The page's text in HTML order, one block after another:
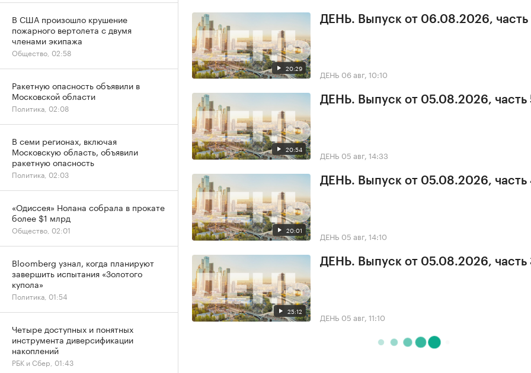
20:29
ДЕНЬ. Выпуск от 06.08.2026, часть
ДЕНЬ 06 авг, 10:10
20:54
ДЕНЬ. Выпуск от 05.08.2026, часть
ДЕНЬ 05 авг, 14:33
20:01
ДЕНЬ. Выпуск от 05.08.2026, часть
ДЕНЬ 05 авг, 14:10
25:12
ДЕНЬ. Выпуск от 05.08.2026, часть
ДЕНЬ 05 авг, 11:10
В США произошло крушение
пожарного вертолета с двумя
членами экипажа
Общество, 02:58
Ракетную опасность объявили в
Московской области
Политика, 02:08
В семи регионах, включая
Московскую область, объявили
ракетную опасность
Политика, 02:03
«Одиссея» Нолана собрала в прокате
более $1 млрд
Общество, 02:01
Bloomberg узнал, когда планируют
завершить испытания «Золотого
купола»
Политика, 01:54
Четыре доступных и понятных
инструмента диверсификации
накоплений
РБК и Сбер, 01:43